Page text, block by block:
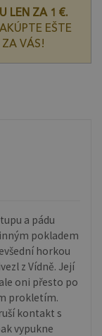
LEN ZA 1 €.
EŠTE
VÁS!
a pádu
pokladem
horkou
z Vídně. Její
oni přesto po
prokletím.
kontakt s
vypukne